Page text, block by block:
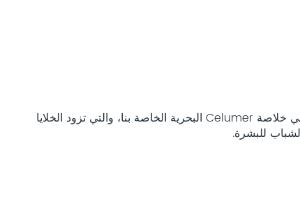
في عملية خاصة، يتم دمج المعادن البحرية من مياه البحر النقية مع خمسة مكونات بحرية نشطة معينة لتصبح تركيبة شاملة. النتيجة هي خلاصة Celumer البحرية الخاصة بنا، والتي تزود الخلايا
للبشرة.